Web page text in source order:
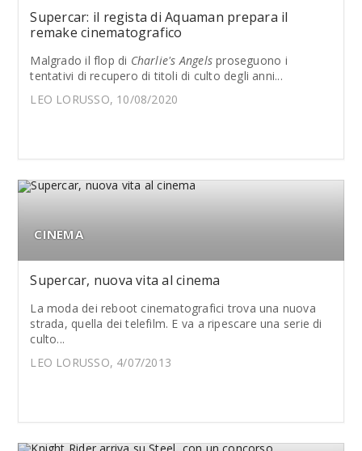
Supercar: il regista di Aquaman prepara il
remake cinematografico
Malgrado il flop di Charlie's Angelsproseguono i
tentativi di recupero di titoli di culto degli anni...
LEO LORUSSO, 10/08/2020
CINEMA
Supercar, nuova vita al cinema
La moda dei reboot cinematografici trova una nuova
strada, quella dei telefilm. E va a ripescare una serie di
culto...
LEO LORUSSO, 4/07/2013